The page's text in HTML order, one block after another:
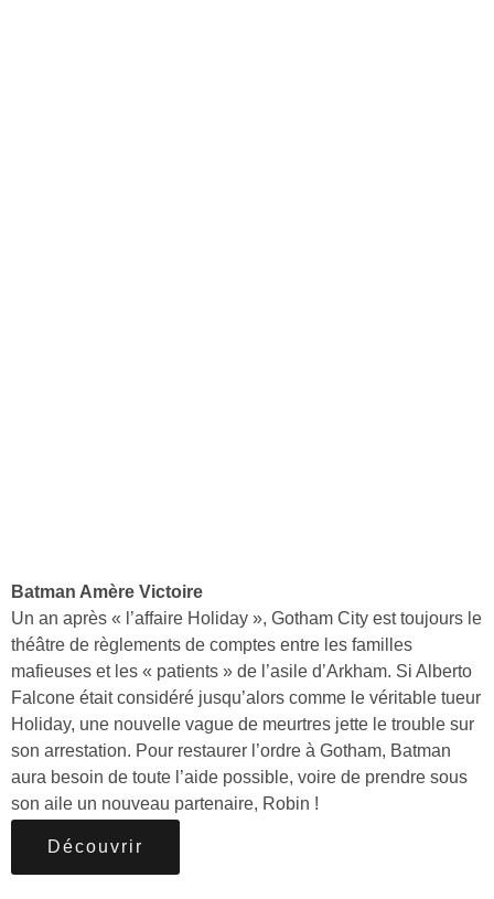
Batman Amère Victoire
Un an après « l’affaire Holiday », Gotham City est toujours le
théâtre de règlements de comptes entre les familles
mafieuses et les « patients » de l’asile d’Arkham. Si Alberto
Falcone était considéré jusqu’alors comme le véritable tueur
Holiday, une nouvelle vague de meurtres jette le trouble sur
son arrestation. Pour restaurer l’ordre à Gotham, Batman
aura besoin de toute l’aide possible, voire de prendre sous
son aile un nouveau partenaire, Robin !
Découvrir